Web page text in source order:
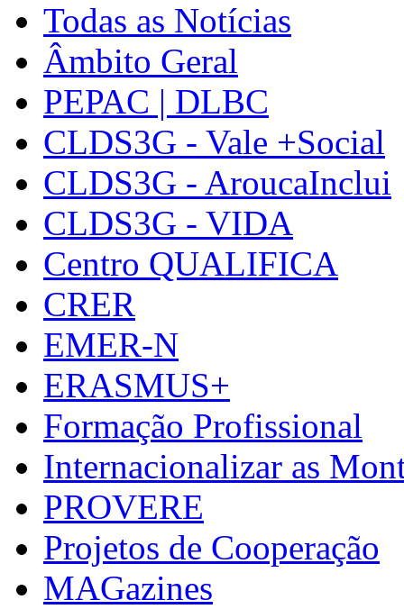
Todas as Notícias
Âmbito Geral
PEPAC | DLBC
CLDS3G - Vale +Social
CLDS3G - AroucaInclui
CLDS3G - VIDA
Centro QUALIFICA
CRER
EMER-N
ERASMUS+
Formação Profissional
Internacionalizar as
PROVERE
Projetos de Cooperação
MAGazines